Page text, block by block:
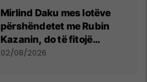
Mirlind Daku mes lotëve
përshëndetet me Rubin
Kazanin, do të fitojë
miliona te Spartak Moska
02/08/2026